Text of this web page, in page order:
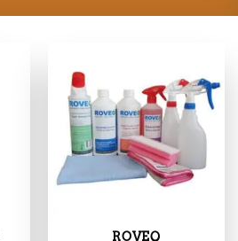
ROVEQ